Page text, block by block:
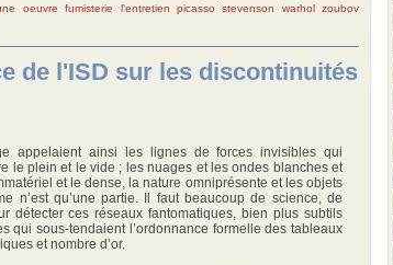
oeuvre fumisterie l'entretien picasso stevenson warhol zoubov
de l'ISD sur les discontinuités
appelaient ainsi les lignes de forces invisibles qui
le plein et le vide ; les nuages et les ondes blanches et
et le dense, la nature omniprésente et les objets
n’est qu’une partie. Il faut beaucoup de science, de
détecter ces réseaux fantomatiques, bien plus subtils
qui sous-tendaient l’ordonnance formelle des tableaux
et nombre d’or.